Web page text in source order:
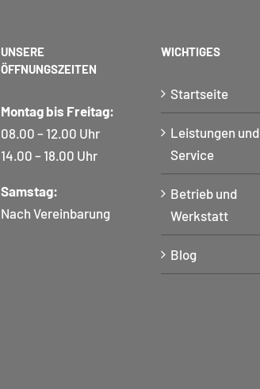
UNSERE
ÖFFNUNGSZEITEN
Montag bis Freitag:
08.00 – 12.00 Uhr
14.00 – 18.00 Uhr
Samstag:
Nach Vereinbarung
WICHTIGES
Startseite
Leistungen und
Service
Betrieb und
Werkstatt
Blog